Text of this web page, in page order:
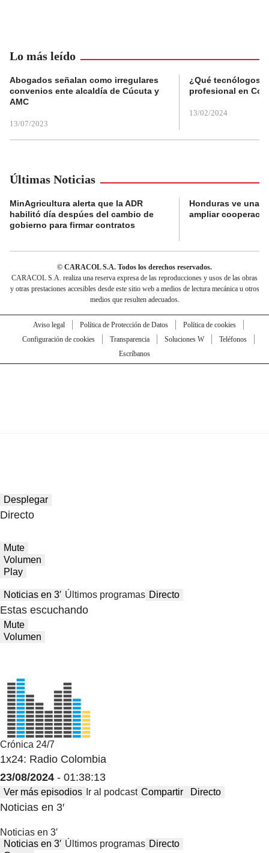
Lo más leído
Abogados señalan como irregulares
convenios ente alcaldía de Cúcuta y
AMC
13/07/2023
¿Qué tecnólogos
profesional en
13/02/2024
Últimas Noticias
MinAgricultura alerta que la ADR
habilitó día despúes del cambio de
gobierno para firmar contratos
Honduras ve una
ampliar
© CARACOL S.A. Todos los derechos reservados.
CARACOL S.A. realiza una reserva expresa de las reproducciones y usos de las obras
y otras prestaciones accesibles desde este sitio web a medios de lectura mecánica u otros
medios que resulten adecuados.
Aviso legal Política de Protección de Datos
Política de cookies
Configuración de cookies
Transparencia Soluciones W
Teléfonos
Escríbanos
Desplegar
Directo
Mute
Volumen
Play
Noticias en 3′ Últimos programas Directo
Estas escuchando
Mute
Volumen
Crónica 24/7
1x24: Radio Colombia
23/08/2024 - 01:38:13
Ver más episodios Ir al podcast Compartir Directo
Noticias en 3′
Noticias en 3′
Noticias en 3′ Últimos programas Directo